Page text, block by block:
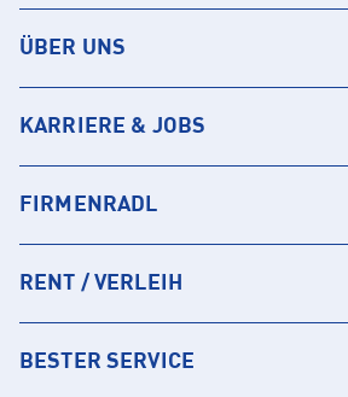
ÜBER UNS
KARRIERE & JOBS
FIRMENRADL
RENT / VERLEIH
BESTER SERVICE